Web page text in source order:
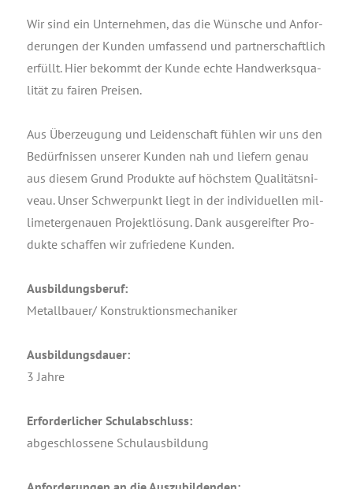
Wir sind ein Unter­neh­men, das die Wün­sche und Anfor­
de­run­gen der Kun­den umfas­send und part­ner­schaft­lich
erfüllt. Hier bekommt der Kun­de ech­te Hand­werks­qua­
li­tät zu fai­ren Preisen.
Aus Über­zeu­gung und Lei­den­schaft füh­len wir uns den
Bedürf­nis­sen unse­rer Kun­den nah und lie­fern genau
aus die­sem Grund Pro­duk­te auf höchs­tem Qua­li­täts­ni­
veau. Unser Schwer­punkt liegt in der indi­vi­du­el­len mil­
li­me­ter­ge­nau­en Pro­jekt­lö­sung. Dank aus­ge­reif­ter Pro­
duk­te schaf­fen wir zufrie­de­ne Kunden.
Aus­bil­dungs­be­ruf:
Metallbauer/ Konstruktionsmechaniker
Aus­bil­dungs­dau­er:
3 Jahre
Erfor­der­li­cher Schulabschluss:
abge­schlos­se­ne Schulausbildung